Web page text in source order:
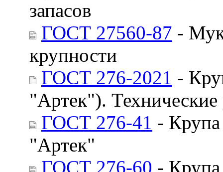
запасов
ГОСТ 27560-87 -
крупности
ГОСТ 276-2021 -
"Артек"). Технические
ГОСТ 276-41 -
"Артек"
ГОСТ 276-60 -